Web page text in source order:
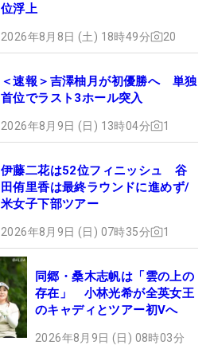
位浮上
2026年8月8日 (土) 18時49分 20
＜速報＞吉澤柚月が初優勝へ 単独
首位でラスト3ホール突入
2026年8月9日 (日) 13時04分 1
伊藤二花は52位フィニッシュ 谷
田侑里香は最終ラウンドに進めず/
米女子下部ツアー
2026年8月9日 (日) 07時35分 1
同郷・桑木志帆は「雲の上の
存在」 小林光希が全英女王
のキャディとツアー初Vへ
2026年8月9日 (日) 08時03分